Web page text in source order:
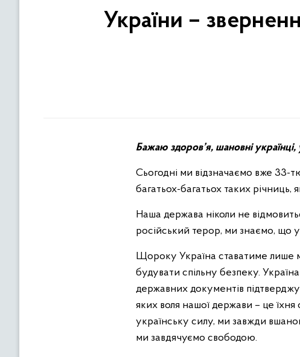
України –
Бажаю здоров’я, шановні українці,
Сьогодні ми відзначаємо вже 33-
багатьох-багатьох таких річниць,
Наша держава ніколи не
російський терор, ми знаємо, що
Щороку Україна ставатиме лише
будувати спільну безпеку.
державних документів
яких воля нашої держави – це
українську силу, ми завжди
ми завдячуємо свободою.